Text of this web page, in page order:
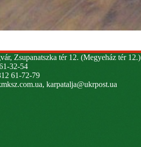
Zsupanatszka tér 12. (Megyeház tér 12.)
32-54
61-72-79
, karpatalja@ukrpost.ua